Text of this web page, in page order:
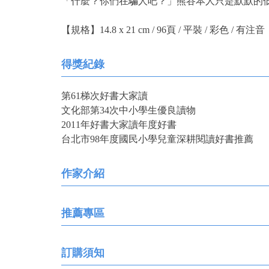
【規格】14.8 x 21 cm / 96頁 / 平裝 / 彩色 / 有注音
得獎紀錄
第61梯次好書大家讀
文化部第34次中小學生優良讀物
2011年好書大家讀年度好書
台北市98年度國民小學兒童深耕閱讀好書推薦
作家介紹
推薦專區
訂購須知